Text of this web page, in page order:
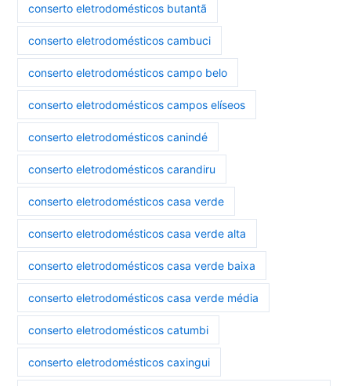
conserto eletrodomésticos butantã
conserto eletrodomésticos cambuci
conserto eletrodomésticos campo belo
conserto eletrodomésticos campos elíseos
conserto eletrodomésticos canindé
conserto eletrodomésticos carandiru
conserto eletrodomésticos casa verde
conserto eletrodomésticos casa verde alta
conserto eletrodomésticos casa verde baixa
conserto eletrodomésticos casa verde média
conserto eletrodomésticos catumbi
conserto eletrodomésticos caxingui